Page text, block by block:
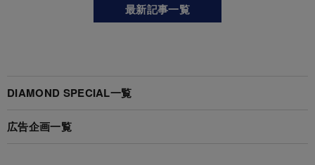
最新記事一覧
DIAMOND SPECIAL一覧
広告企画一覧